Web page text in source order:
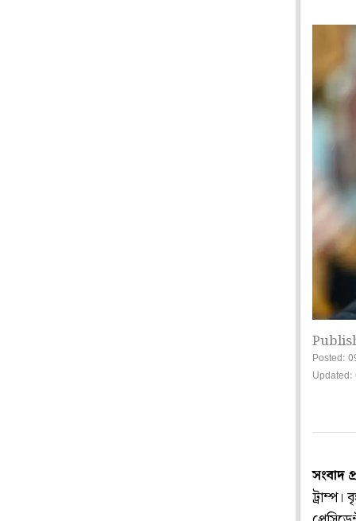
Posted:
Updated:
সংবাদ
ট্রাম্প।